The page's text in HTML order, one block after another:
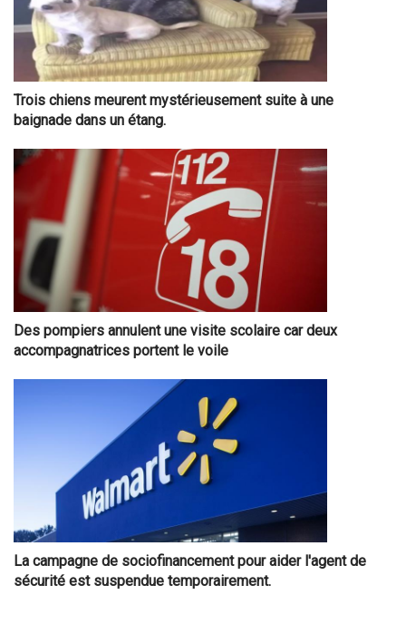
Trois chiens meurent mystérieusement suite à une
baignade dans un étang.
Des pompiers annulent une visite scolaire car deux
accompagnatrices portent le voile
La campagne de sociofinancement pour aider l'agent de
sécurité est suspendue temporairement.